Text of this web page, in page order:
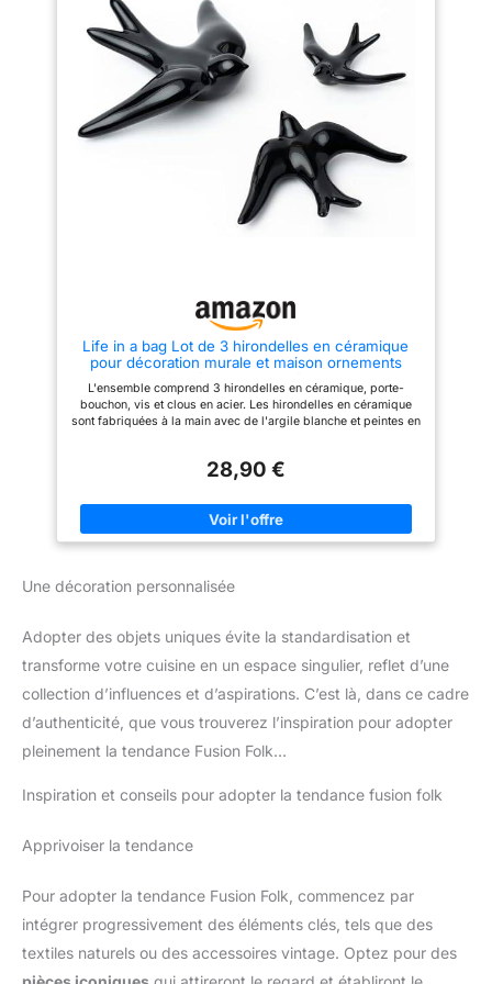
Idéal comme Vase Vintage En
Céramique, dans le salon ou
tout autre espace de vie, ce
vase rustique apporte une
intérieur avec son style
campagnard. Conception
soignée : Grâce à son bord
arrondi et poli, ce Vase En
Céramique offre une prise en
main confortable et protège les
tiges des fleurs. Son fond
durable. Facile à nettoyer : La
Vase En Céramique est facile
d'entretien : un simple coup de
votre vase vintage propre et
brillant. Évitez les produits de
nettoyage agressifs pour
anniversaire, une pendaison de
occasion, ce Vase En
Céramique de style vintage est
une idée cadeau élégante. Avec
Life in a bag Lot de 3 hirondelles en céramique
pour décoration murale et maison ornements
suspendus faits à la main en céramique - Pack
d'hirondelles décoratives murales noire
L'ensemble comprend 3 hirondelles en céramique, porte-
bouchon, vis et clous en acier. Les hirondelles en céramique
sont fabriquées à la main avec de l'argile blanche et peintes en
pack de trois hirondelles en céramique est le moyen idéal pour
n'importe quel espace de votre maison. Suspendues au mur de
votre maison ou simplement posées sur un meuble, ces
magnifiques hirondelles faites à la main garderont l'harmonie
28,90 €
Une décoration personnalisée
Adopter des objets uniques évite la standardisation et
transforme votre cuisine en un espace singulier, reflet d’une
collection d’influences et d’aspirations. C’est là, dans ce cadre
d’authenticité, que vous trouverez l’inspiration pour adopter
pleinement la tendance Fusion Folk…
Inspiration et conseils pour adopter la tendance fusion folk
Apprivoiser la tendance
Pour adopter la tendance Fusion Folk, commencez par
intégrer progressivement des éléments clés, tels que des
textiles naturels ou des accessoires vintage. Optez pour des